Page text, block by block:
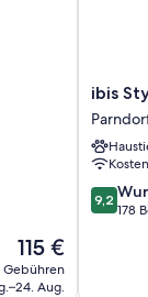
Der
Preis
beträgt
115 €
Gebühren
Aug.
ibis
Styles
See
ibis
9.2
von
9,2
178